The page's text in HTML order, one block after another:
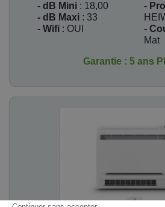
- dB Mini : 18,00
- dB Maxi : 33
- Wifi : OUI
-
-
Mat
Garantie : 5 ans